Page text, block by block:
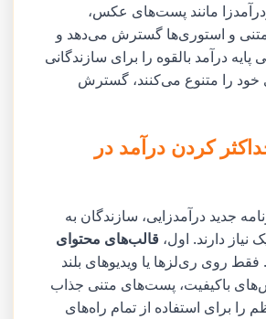
مانند پست‌های عکس،
و استوری‌ها گسترش می‌دهد و
درآمد بالقوه را برای سازندگانی
خود را متنوع می‌کنند، گسترش
کردن درآمد در
جدید درآمدزایی، سازندگان به
نیاز دارند. اول،قالب‌های محتوای
. فقط روی ری‌لزها یا ویدیوهای بلند
باکیفیت، پست‌های متنی جذاب
را برای استفاده از تمام راه‌های